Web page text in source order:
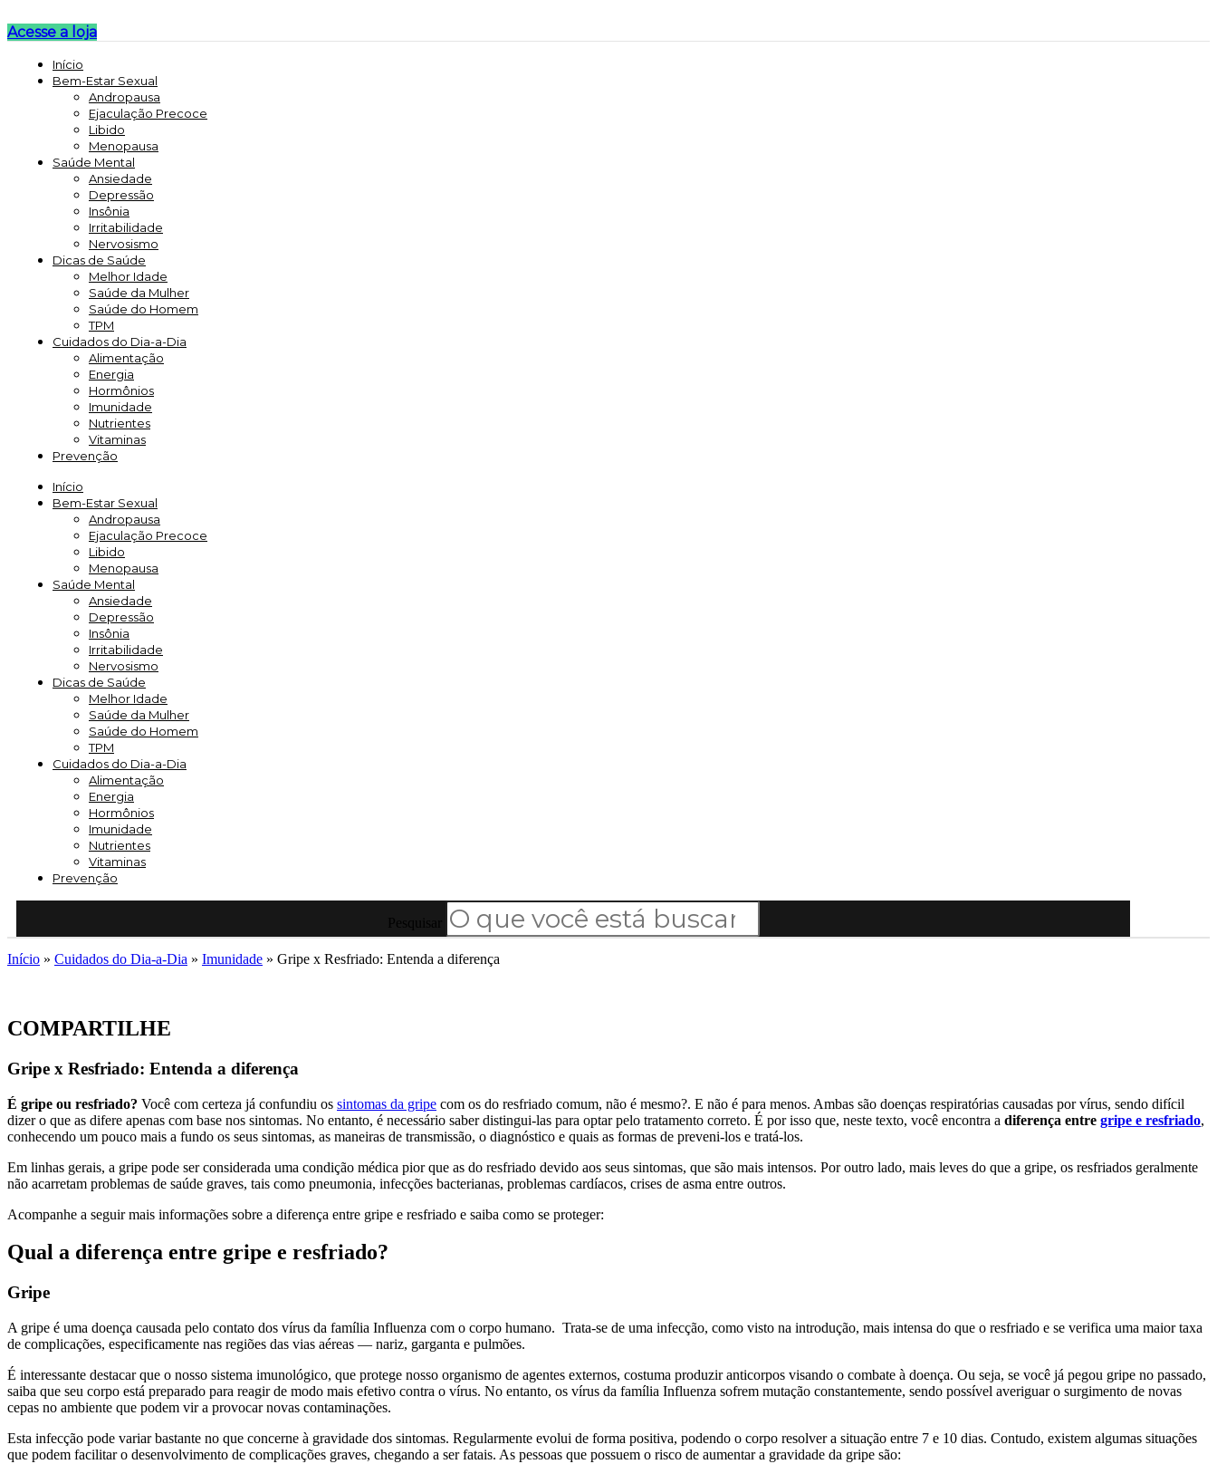
Acesse a loja
Início
Bem-Estar Sexual
Andropausa
Ejaculação Precoce
Libido
Menopausa
Saúde Mental
Ansiedade
Depressão
Insônia
Irritabilidade
Nervosismo
Dicas de Saúde
Melhor Idade
Saúde da Mulher
Saúde do Homem
TPM
Cuidados do Dia-a-Dia
Alimentação
Energia
Hormônios
Imunidade
Nutrientes
Vitaminas
Prevenção
Início
Bem-Estar Sexual
Andropausa
Ejaculação Precoce
Libido
Menopausa
Saúde Mental
Ansiedade
Depressão
Insônia
Irritabilidade
Nervosismo
Dicas de Saúde
Melhor Idade
Saúde da Mulher
Saúde do Homem
TPM
Cuidados do Dia-a-Dia
Alimentação
Energia
Hormônios
Imunidade
Nutrientes
Vitaminas
Prevenção
Início » Cuidados do Dia-a-Dia » Imunidade » Gripe x Resfriado: Entenda a diferença
COMPARTILHE
Gripe x Resfriado: Entenda a diferença
É gripe ou resfriado? Você com certeza já confundiu os sintomas da gripe com os do resfriado comum, não é mesmo?. E não é para menos. Ambas são doenças respiratórias causadas por vírus, sendo difícil
dizer o que as difere apenas com base nos sintomas. No entanto, é necessário saber distingui-las para optar pelo tratamento correto. É por isso que, neste texto, você encontra a diferença entre gripe e resfriado,
conhecendo um pouco mais a fundo os seus sintomas, as maneiras de transmissão, o diagnóstico e quais as formas de preveni-los e tratá-los.
Em linhas gerais, a gripe pode ser considerada uma condição médica pior que as do resfriado devido aos seus sintomas, que são mais intensos. Por outro lado, mais leves do que a gripe, os resfriados geralmente
não acarretam problemas de saúde graves, tais como pneumonia, infecções bacterianas, problemas cardíacos, crises de asma entre outros.
Acompanhe a seguir mais informações sobre a diferença entre gripe e resfriado e saiba como se proteger:
Qual a diferença entre gripe e resfriado?
Gripe
A gripe é uma doença causada pelo contato dos vírus da família Influenza com o corpo humano. Trata-se de uma infecção, como visto na introdução, mais intensa do que o resfriado e se verifica uma maior taxa
de complicações, especificamente nas regiões das vias aéreas — nariz, garganta e pulmões.
É interessante destacar que o nosso sistema imunológico, que protege nosso organismo de agentes externos, costuma produzir anticorpos visando o combate à doença. Ou seja, se você já pegou gripe no passado,
saiba que seu corpo está preparado para reagir de modo mais efetivo contra o vírus. No entanto, os vírus da família Influenza sofrem mutação constantemente, sendo possível averiguar o surgimento de novas
cepas no ambiente que podem vir a provocar novas contaminações.
Esta infecção pode variar bastante no que concerne à gravidade dos sintomas. Regularmente evolui de forma positiva, podendo o corpo resolver a situação entre 7 e 10 dias. Contudo, existem algumas situações
que podem facilitar o desenvolvimento de complicações graves, chegando a ser fatais. As pessoas que possuem o risco de aumentar a gravidade da gripe são: